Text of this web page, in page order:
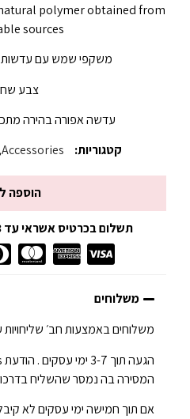
polymer obtained from
sources.
משקפי שמש עם
צבע
עדשה אפורה בהירה
קטגוריות:
Accessories
,
הוספה
תשלום בכרטיס אשראי עד 3 תשלומים ללא ריבית
משלוחים
משלוחים באמצעות חב׳
המסירה בה נמסר שהשליח
אם תוך חמישה ימי עסקים לא